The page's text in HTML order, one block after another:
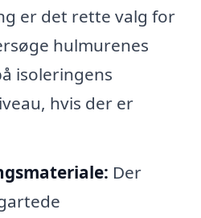
er det rette valg for
hulmurenes
isoleringens
hvis der er
Der